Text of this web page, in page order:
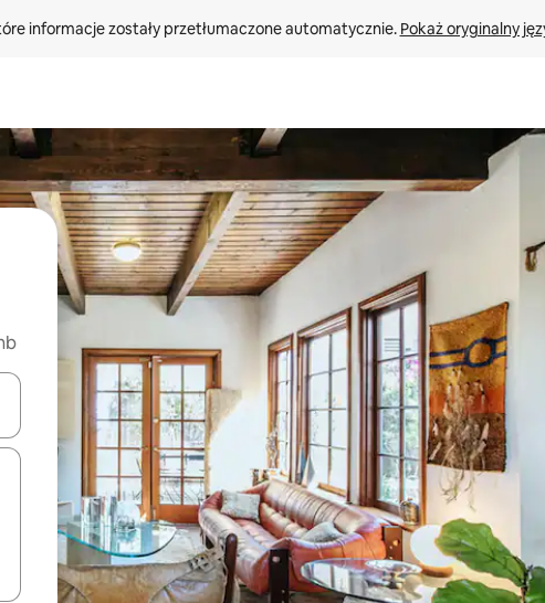
informacje zostały przetłumaczone automatycznie. Pokaż oryginalny
nich za pomocą klawiszy strzałek w górę i w dół lub przeglądać je za